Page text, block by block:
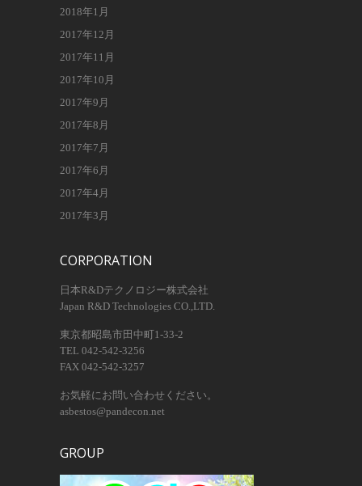
2018年1月
2017年12月
2017年11月
2017年10月
2017年9月
2017年8月
2017年7月
2017年6月
2017年4月
2017年3月
CORPORATION
日本R&Dテクノロジー株式会社
Japan R&D Technologies CO.,LTD.
東京都昭島市田中町1-33-2
TEL 042-542-3256
FAX 042-542-3257
お気軽にお問い合わせください。
asbestos@pandecon.net
GROUP